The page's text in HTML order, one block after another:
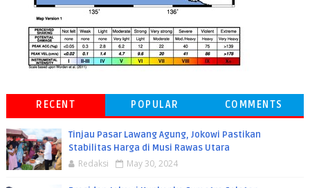
RECENT POPULAR COMMENTS
Tinjau Pasar Lawang Agung, Jokowi Pastikan
Stabilitas Harga di Musi Rawas Utara
Redaksi May 30, 2024